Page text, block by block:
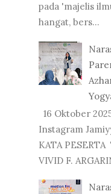
pada 'majelis
hangat, bers...
16 Oktober
Instagram
KATA
VIVID F.